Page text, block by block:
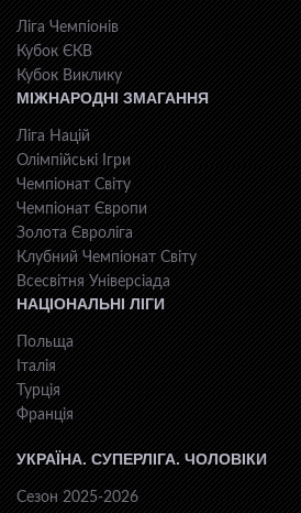
Ліга Чемпіонів
Кубок ЄКВ
Кубок Виклику
МІЖНАРОДНІ ЗМАГАННЯ
Ліга Націй
Олімпійські Ігри
Чемпіонат Світу
Чемпіонат Європи
Золота Євроліга
Клубний Чемпіонат Світу
Всесвiтня Унiверсiaда
НАЦІОНАЛЬНІ ЛІГИ
Польща
Італія
Турція
Франція
УКРАЇНА. СУПЕРЛІГА. ЧОЛОВІКИ
Сезон 2025-2026